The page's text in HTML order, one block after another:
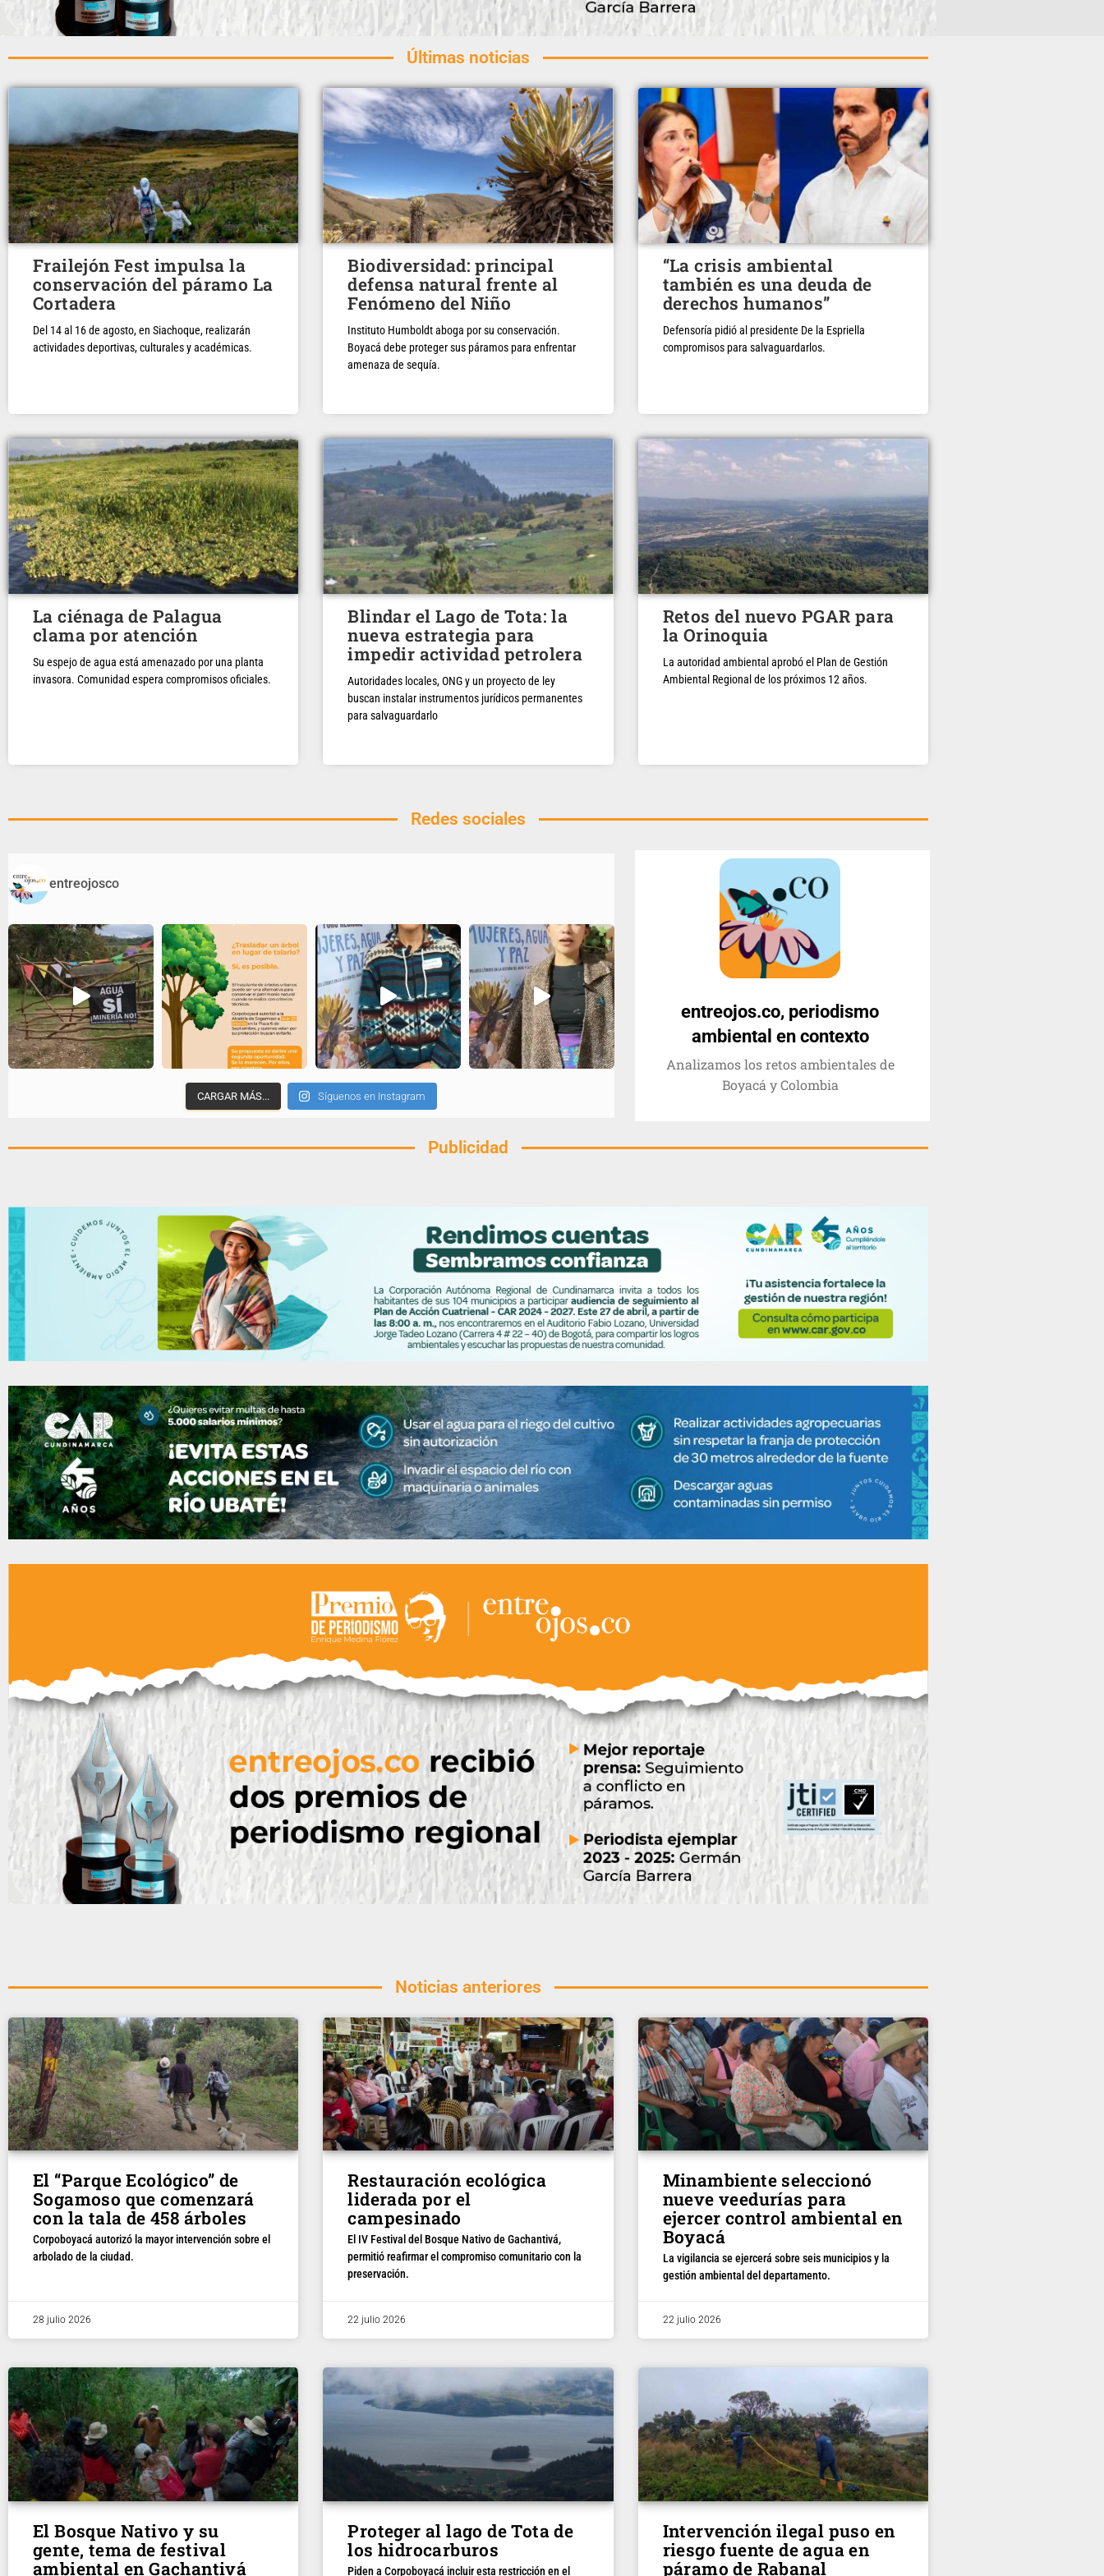
Últimas noticias
Frailejón Fest impulsa la
conservación del páramo La
Cortadera
Del 14 al 16 de agosto, en Siachoque, realizarán
actividades deportivas, culturales y académicas.
Biodiversidad: principal
defensa natural frente al
Fenómeno del Niño
Instituto Humboldt aboga por su conservación.
Boyacá debe proteger sus páramos para enfrentar
amenaza de sequía.
“La crisis ambiental
también es una deuda de
derechos humanos”
Defensoría pidió al presidente De la Espriella
compromisos para salvaguardarlos.
La ciénaga de Palagua
clama por atención
Su espejo de agua está amenazado por una planta
invasora. Comunidad espera compromisos oficiales.
Blindar el Lago de Tota: la
nueva estrategia para
impedir actividad petrolera
Autoridades locales, ONG y un proyecto de ley
buscan instalar instrumentos jurídicos permanentes
para salvaguardarlo
Retos del nuevo PGAR para
la Orinoquia
La autoridad ambiental aprobó el Plan de Gestión
Ambiental Regional de los próximos 12 años.
Redes sociales
entreojosco
CARGAR MÁS... Síguenos en Instagram
entreojos.co, periodismo
ambiental en contexto
Analizamos los retos ambientales de
Boyacá y Colombia
Publicidad
Noticias anteriores
El “Parque Ecológico” de
Sogamoso que comenzará
con la tala de 458 árboles
Corpoboyacá autorizó la mayor intervención sobre el
arbolado de la ciudad.
28 julio 2026
Restauración ecológica
liderada por el
campesinado
El IV Festival del Bosque Nativo de Gachantivá,
permitió reafirmar el compromiso comunitario con la
preservación.
22 julio 2026
Minambiente seleccionó
nueve veedurías para
ejercer control ambiental en
Boyacá
La vigilancia se ejercerá sobre seis municipios y la
gestión ambiental del departamento.
22 julio 2026
El Bosque Nativo y su
gente, tema de festival
ambiental en Gachantivá
Proteger al lago de Tota de
los hidrocarburos
Piden a Corpoboyacá incluir esta restricción en el
Intervención ilegal puso en
riesgo fuente de agua en
páramo de Rabanal